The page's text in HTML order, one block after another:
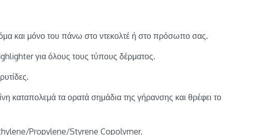
και μόνο του πάνω στο ντεκολτέ ή στο πρόσωπο σας.
για όλους τους τύπους δέρματος.
καταπολεμά τα ορατά σημάδια της γήρανσης και θρέφει το
Propylene/Styrene Copolymer,